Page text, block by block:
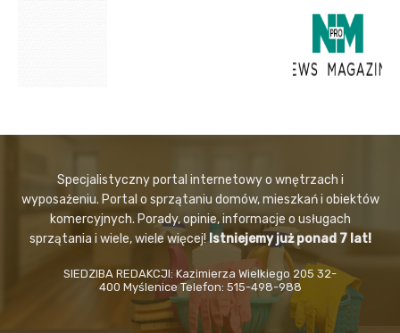
Specjalistyczny portal internetowy o wnętrzach i
wyposażeniu. Portal o sprzątaniu domów, mieszkań i obiektów
komercyjnych. Porady, opinie, informacje o usługach
sprzątania i wiele, wiele więcej!Istniejemy już ponad 7 lat!
SIEDZIBA REDAKCJI: Kazimierza Wielkiego 205 32-
400 Myślenice Telefon: 515-498-988